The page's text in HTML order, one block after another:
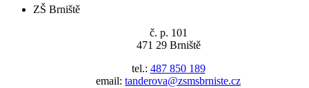
ZŠ Brniště
č. p. 101
471 29 Brniště
tel.: 487 850 189
email: tanderova@zsmsbrniste.cz